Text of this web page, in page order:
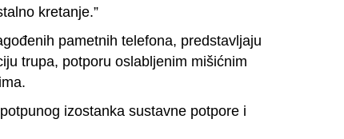
kretanje.”
pametnih telefona, predstavljaju
trupa, potporu oslabljenim mišićnim
izostanka sustavne potpore i